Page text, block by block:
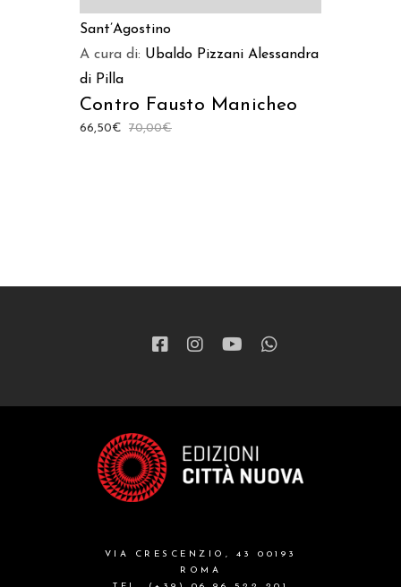
Sant’Agostino
A cura di: Ubaldo Pizzani Alessandra
di Pilla
Contro Fausto Manicheo
70,00€
66,50€
VIA CRESCENZIO, 43 00193
ROMA